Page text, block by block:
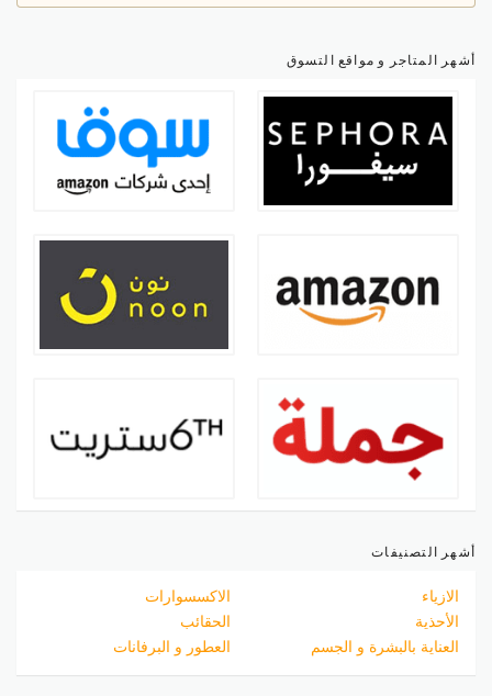
أشهر المتاجر و مواقع التسوق
أشهر التصنيفات
الازياء
الاكسسوارات
الأحذية
الحقائب
العناية بالبشرة و الجسم
العطور و البرفانات